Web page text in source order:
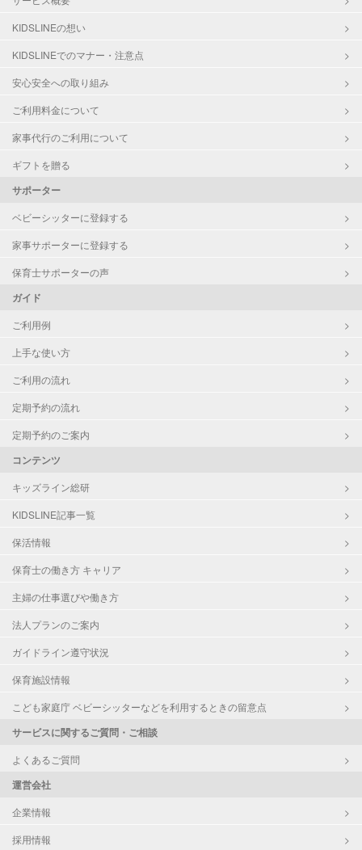
KIDSLINEの想い
KIDSLINEでのマナー・注意点
安心安全への取り組み
ご利用料金について
家事代行のご利用について
ギフトを贈る
サポーター
ベビーシッターに登録する
家事サポーターに登録する
保育士サポーターの声
ガイド
ご利用例
上手な使い方
ご利用の流れ
定期予約の流れ
定期予約のご案内
コンテンツ
キッズライン総研
KIDSLINE記事一覧
保活情報
保育士の働き方 キャリア
主婦の仕事選びや働き方
法人プランのご案内
ガイドライン遵守状況
保育施設情報
こども家庭庁 ベビーシッターなどを利用するときの留意点
サービスに関するご質問・ご相談
よくあるご質問
運営会社
企業情報
採用情報